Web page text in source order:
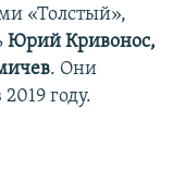
«Толстый»,
Юрий Кривонос,
. Они
году.